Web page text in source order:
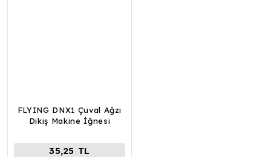
FLYING DNX1 Çuval Ağzı
Dikiş Makine İğnesi
35,25 TL